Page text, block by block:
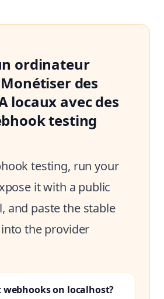
ordinateur
des
locaux avec des
testing
testing, run your
it with a public
and paste the stable
into the provider
webhooks on localhost?